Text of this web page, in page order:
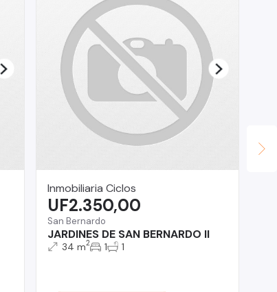
Inmobiliaria Ciclos
San Bernardo
JARDINES DE SAN BERNARDO II
UF2.350,00
34 m2 1 1